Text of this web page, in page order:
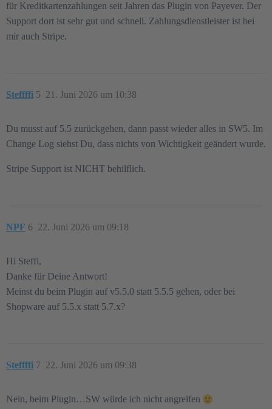
für Kreditkartenzahlungen seit Jahren das Plugin von Payever. Der
Support dort ist sehr gut und schnell. Zahlungsdienstleister ist bei
mir auch Stripe.
Steffffi 21. Juni 2026 um 10:38
5
Du musst auf 5.5 zurückgehen, dann passt wieder alles in SW5. Im
Change Log siehst Du, dass nichts von Wichtigkeit geändert wurde.
Stripe Support ist NICHT behilflich.
NPF 22. Juni 2026 um 09:18
6
Hi Steffi,
Danke für Deine Antwort!
Meinst du beim Plugin auf v5.5.0 statt 5.5.5 gehen, oder bei
Shopware auf 5.5.x statt 5.7.x?
Steffffi 22. Juni 2026 um 09:38
7
Nein, beim Plugin…SW würde ich nicht angreifen